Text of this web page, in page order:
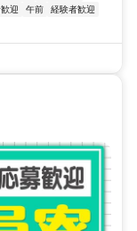
迎 午前
経験者歓迎